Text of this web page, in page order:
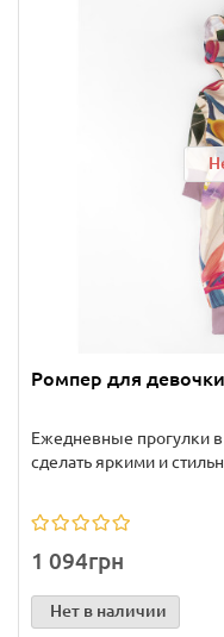
Ромпер для
Ежедневные прогулки
сделать яркими и
1 094грн
Нет в наличии